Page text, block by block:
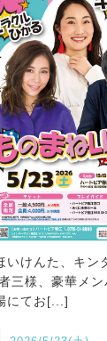
いけんた、キン
三様、豪華メ
にてお[...]